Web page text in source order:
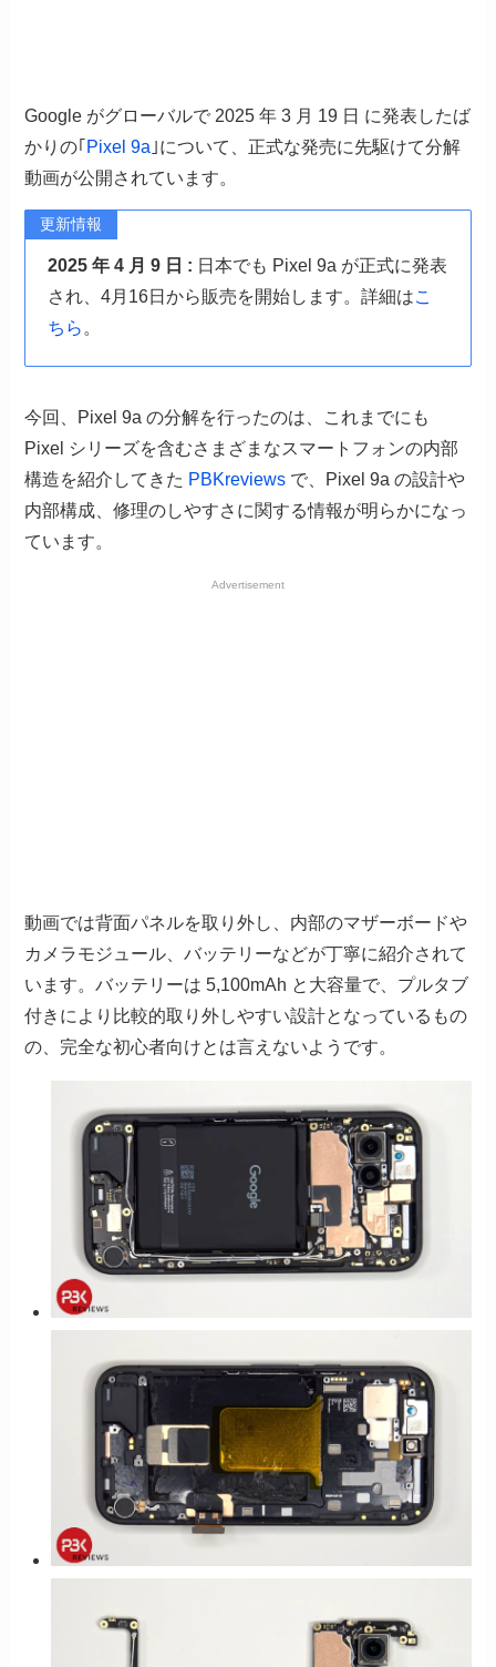
Google がグローバルで 2025 年 3 月 19 日 に発表したば
かりの｢ Pixel 9a ｣について、正式な発売に先駆けて分解
動画が公開されています。
更新情報
2025 年 4 月 9 日 : 日本でも Pixel 9a が正式に発表
され、4月16日から販売を開始します。詳細はこ
ちら。
今回、Pixel 9a の分解を行ったのは、これまでにも
Pixel シリーズを含むさまざまなスマートフォンの内部
構造を紹介してきた PBKreviews で、Pixel 9a の設計や
内部構成、修理のしやすさに関する情報が明らかになっ
ています。
Advertisement
動画では背面パネルを取り外し、内部のマザーボードや
カメラモジュール、バッテリーなどが丁寧に紹介されて
います。バッテリーは 5,100mAh と大容量で、プルタブ
付きにより比較的取り外しやすい設計となっているもの
の、完全な初心者向けとは言えないようです。